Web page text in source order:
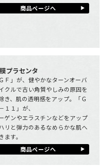
商品ページへ
プラセンタ
ＧＦ」が、健やかなターンオーバ
クルで古い角質やしみの原因を
き、肌の透明感をアップ。「Ｇ
１１」が、
ゲンやエラスチンなどをアップ
リと弾力のあるなめらかな肌へ
ます。
商品ページへ